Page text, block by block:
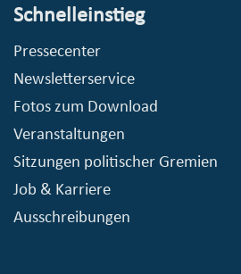
Schnelleinstieg
Pressecenter
Newsletterservice
Fotos zum Download
Veranstaltungen
Sitzungen politischer Gremien
Job & Karriere
Ausschreibungen